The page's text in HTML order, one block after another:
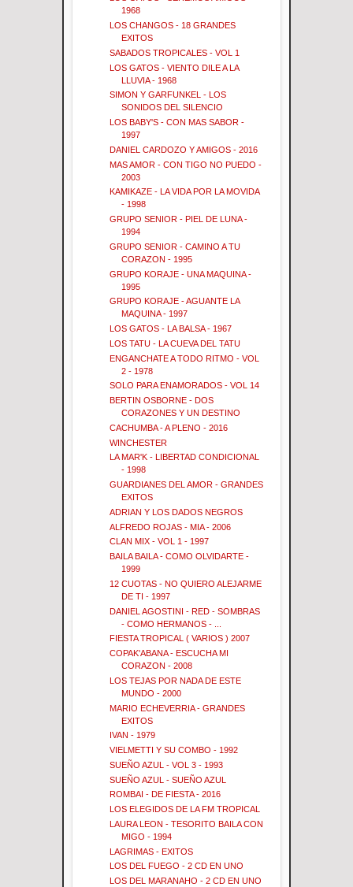
1968
LOS CHANGOS - 18 GRANDES
EXITOS
SABADOS TROPICALES - VOL 1
LOS GATOS - VIENTO DILE A LA
LLUVIA - 1968
SIMON Y GARFUNKEL - LOS
SONIDOS DEL SILENCIO
LOS BABY'S - CON MAS SABOR -
1997
DANIEL CARDOZO Y AMIGOS - 2016
MAS AMOR - CON TIGO NO PUEDO -
2003
KAMIKAZE - LA VIDA POR LA MOVIDA
- 1998
GRUPO SENIOR - PIEL DE LUNA -
1994
GRUPO SENIOR - CAMINO A TU
CORAZON - 1995
GRUPO KORAJE - UNA MAQUINA -
1995
GRUPO KORAJE - AGUANTE LA
MAQUINA - 1997
LOS GATOS - LA BALSA - 1967
LOS TATU - LA CUEVA DEL TATU
ENGANCHATE A TODO RITMO - VOL
2 - 1978
SOLO PARA ENAMORADOS - VOL 14
BERTIN OSBORNE - DOS
CORAZONES Y UN DESTINO
CACHUMBA - A PLENO - 2016
WINCHESTER
LA MAR'K - LIBERTAD CONDICIONAL
- 1998
GUARDIANES DEL AMOR - GRANDES
EXITOS
ADRIAN Y LOS DADOS NEGROS
ALFREDO ROJAS - MIA - 2006
CLAN MIX - VOL 1 - 1997
BAILA BAILA - COMO OLVIDARTE -
1999
12 CUOTAS - NO QUIERO ALEJARME
DE TI - 1997
DANIEL AGOSTINI - RED - SOMBRAS
- COMO HERMANOS - ...
FIESTA TROPICAL ( VARIOS ) 2007
COPAK'ABANA - ESCUCHA MI
CORAZON - 2008
LOS TEJAS POR NADA DE ESTE
MUNDO - 2000
MARIO ECHEVERRIA - GRANDES
EXITOS
IVAN - 1979
VIELMETTI Y SU COMBO - 1992
SUEÑO AZUL - VOL 3 - 1993
SUEÑO AZUL - SUEÑO AZUL
ROMBAI - DE FIESTA - 2016
LOS ELEGIDOS DE LA FM TROPICAL
LAURA LEON - TESORITO BAILA CON
MIGO - 1994
LAGRIMAS - EXITOS
LOS DEL FUEGO - 2 CD EN UNO
LOS DEL MARANAHO - 2 CD EN UNO